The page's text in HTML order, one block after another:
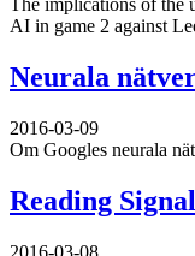
The implications of the
AI in game 2 against
Neurala
2016-03-09
Om Googles neurala
Reading
2016-03-08